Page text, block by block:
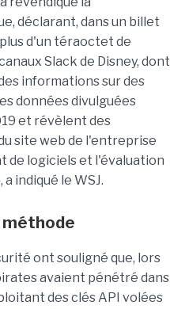
déclarant, dans un billet
d'un téraoctet de
Slack de Disney, dont
informations sur des
données divulguées
et révèlent des
site web de l'entreprise
de logiciels et l'évaluation
indiqué le WSJ.
méthode
ont souligné que, lors
avaient pénétré dans
des clés API volées